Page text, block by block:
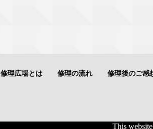
修理広場とは 修理の流れ 修理後のご感
This